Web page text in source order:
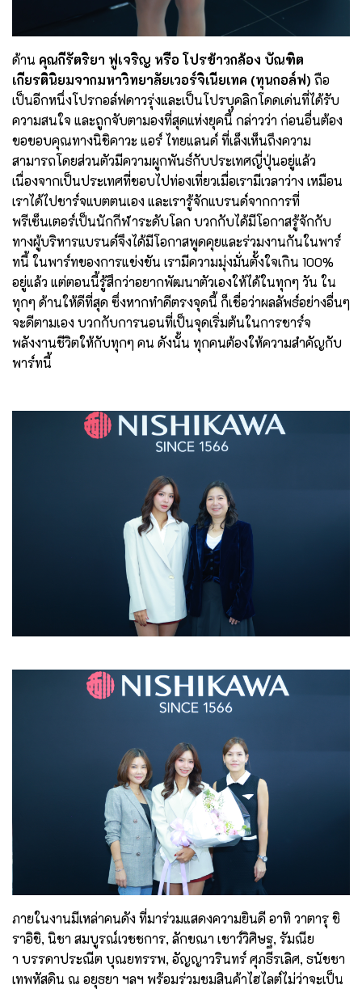
ด้าน คุณกีรัตริยา ฟูเจริญ หรือ โปรข้าวกล้อง บัณฑิต
เกียรตินิยมจากมหาวิทยาลัยเวอร์จิเนียเทค (ทุนกอล์ฟ) ถือ
เป็นอีกหนึ่งโปรกอล์ฟดาวรุ่งและเป็นโปรบุคลิกโดดเด่นที่ได้รับ
ความสนใจ และถูกจับตามองที่สุดแห่งยุคนี้ กล่าวว่า ก่อนอื่นต้อง
ขอขอบคุณทางนิชิคาวะ แอร์ ไทยแลนด์ ที่เล็งเห็นถึงความ
สามารถโดยส่วนตัวมีความผูกพันธ์กับประเทศญี่ปุ่นอยู่แล้ว
เนื่องจากเป็นประเทศที่ชอบไปท่องเที่ยวเมื่อเรามีเวลาว่าง เหมือน
เราได้ไปชาร์จแบตตนเอง และเรารู้จักแบรนด์จากการที่
พรีเซ็นเตอร์เป็นนักกีฬาระดับโลก บวกกับได้มีโอกาสรู้จักกับ
ทางผู้บริหารแบรนด์จึงได้มีโอกาสพูดคุยและร่วมงานกันในพาร์
ทนี้ ในพาร์ทของการแข่งขัน เรามีความมุ่งมั่นตั้งใจเกิน 100%
อยู่แล้ว แต่ตอนนี้รู้สึกว่าอยากพัฒนาตัวเองให้ได้ในทุกๆ วัน ใน
ทุกๆด้านให้ดีที่สุด ซึ่งหากทำดีตรงจุดนี้ ก็เชื่อว่าผลลัพธ์อย่างอื่นๆ
จะดีตามเอง บวกกับการนอนที่เป็นจุดเริ่มต้นในการชาร์จ
พลังงานชีวิตให้กับทุกๆ คน ดังนั้น ทุกคนต้องให้ความสำคัญกับ
พาร์ทนี้
ภายในงานมีเหล่าคนดัง ที่มาร่วมแสดงความยินดี อาทิ วาตารุ ชิ
ราอิชิ, นิชา สมบูรณ์เวชชการ, ลักขณา เชาว์วิศิษฐ, รัมณีย
าบรรดาประณีต บุณยทรรพ, อัญญาวรินทร์ ศุภธีรเลิศ, ธนัชชา
เทพหัสดิน ณ อยุธยา ฯลฯ พร้อมร่วมชมสินค้าไฮไลต์ไม่ว่าจะเป็น